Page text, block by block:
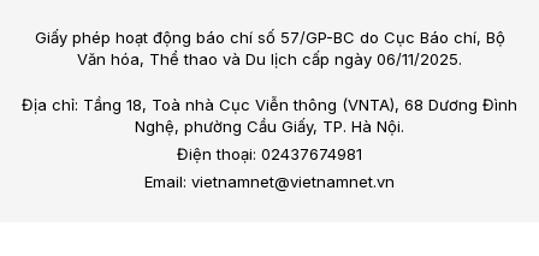
Giấy phép hoạt động báo chí số 57/GP-BC do Cục Báo chí, Bộ
Văn hóa, Thể thao và Du lịch cấp ngày 06/11/2025.
Địa chỉ: Tầng 18, Toà nhà Cục Viễn thông (VNTA), 68 Dương Đình
Nghệ, phường Cầu Giấy, TP. Hà Nội.
Điện thoại: 02437674981
Email: vietnamnet@vietnamnet.vn